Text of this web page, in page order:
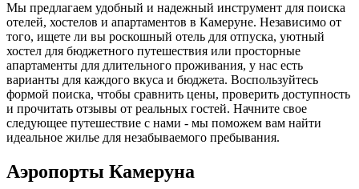
Мы предлагаем удобный и надежный инструмент для поиска
отелей, хостелов и апартаментов в Камеруне. Независимо от
того, ищете ли вы роскошный отель для отпуска, уютный
хостел для бюджетного путешествия или просторные
апартаменты для длительного проживания, у нас есть
варианты для каждого вкуса и бюджета. Воспользуйтесь
формой поиска, чтобы сравнить цены, проверить доступность
и прочитать отзывы от реальных гостей. Начните свое
следующее путешествие с нами - мы поможем вам найти
идеальное жилье для незабываемого пребывания.
Аэропорты Камеруна